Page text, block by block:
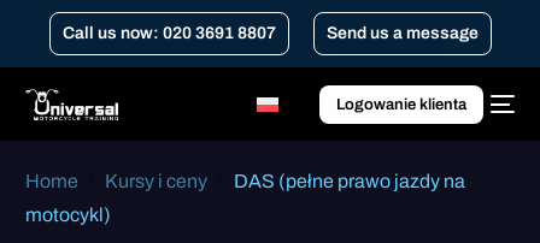
Call us now: 020 3691 8807 Send us a message
Logowanie klienta
Home Kursy i ceny
DAS (pełne prawo jazdy na
motocykl)